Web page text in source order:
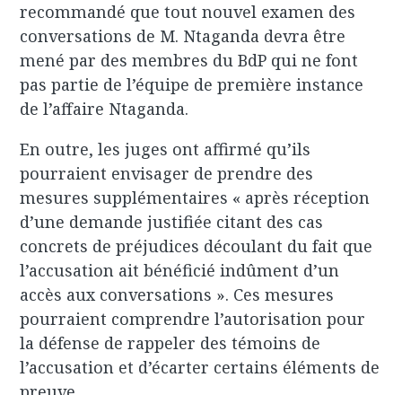
recommandé que tout nouvel examen des
conversations de M. Ntaganda devra être
mené par des membres du BdP qui ne font
pas partie de l’équipe de première instance
de l’affaire Ntaganda.
En outre, les juges ont affirmé qu’ils
pourraient envisager de prendre des
mesures supplémentaires « après réception
d’une demande justifiée citant des cas
concrets de préjudices découlant du fait que
l’accusation ait bénéficié indûment d’un
accès aux conversations ». Ces mesures
pourraient comprendre l’autorisation pour
la défense de rappeler des témoins de
l’accusation et d’écarter certains éléments de